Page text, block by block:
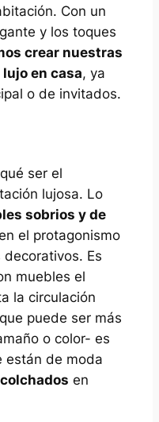
Con un
y los toques
crear nuestras
en casa, ya
o de invitados.
ser el
lujosa. Lo
sobrios y de
el protagonismo
Es
muebles el
la circulación
puede ser más
o color- es
están de moda
en